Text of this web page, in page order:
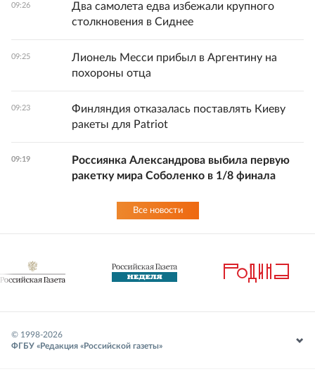
09:26
Два самолета едва избежали крупного
столкновения в Сиднее
09:25
Лионель Месси прибыл в Аргентину на
похороны отца
09:23
Финляндия отказалась поставлять Киеву
ракеты для Patriot
09:19
Россиянка Александрова выбила первую
ракетку мира Соболенко в 1/8 финала
Все новости
© 1998-2026
ФГБУ «Редакция «Российской газеты»